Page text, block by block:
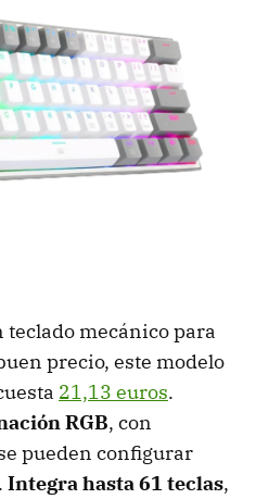
teclado mecánico para
precio, este modelo
21,13 euros.
RGB, con
pueden configurar
Integra hasta 61 teclas,